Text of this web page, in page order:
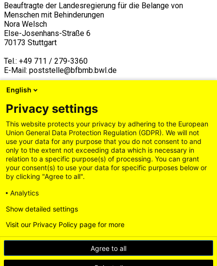
Beauftragte der Landesregierung für die Belange von
Menschen mit Behinderungen
Nora Welsch
Else-Josenhans-Straße 6
70173 Stuttgart
Tel.: +49 711 / 279-3360
E-Mail: poststelle@bfbmb.bwl.de
Auf die Möglichkeit des Verbandsklagerechts nach Paragraf
12 Absatz 1 Satz 1 Nummer 4 L-BGG wird hingewiesen.
ImpressumAllgemeine GeschäftsbedingungenDatenschutz
Versand- und Zahlungsbedingungen
Widerruf
English
Privacy settings
This website protects your privacy by adhering to the European
Union General Data Protection Regulation (GDPR). We will not
use your data for any purpose that you do not consent to and
only to the extent not exceeding data which is necessary in
relation to a specific purpose(s) of processing. You can grant
your consent(s) to use your data for specific purposes below or
by clicking "Agree to all".
Analytics
Agree to all
Show detailed settings
Visit our Privacy Policy page for more